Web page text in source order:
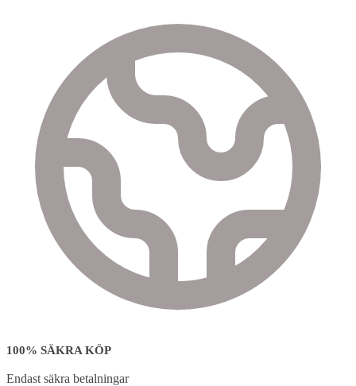
100% SÄKRA KÖP
Endast säkra betalningar